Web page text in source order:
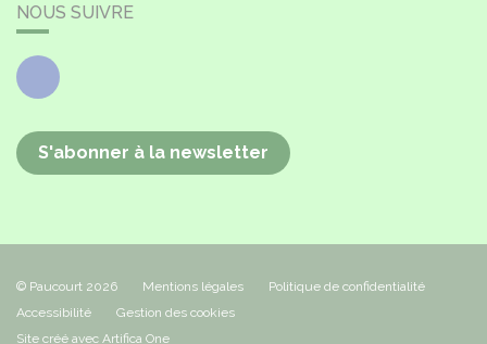
NOUS SUIVRE
Facebook
S'abonner à la newsletter
© Paucourt 2026 Mentions légales
Politique de confidentialité
Accessibilité
Gestion des cookies
Site créé avec Artifica One